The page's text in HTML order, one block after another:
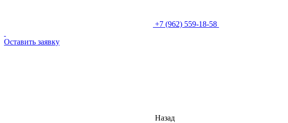
+7 (962) 559-18-58
Оставить заявку
Назад